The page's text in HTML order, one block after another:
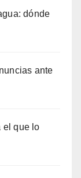
dónde
ante
el que lo